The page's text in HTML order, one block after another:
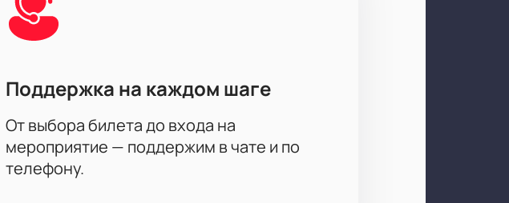
Поддержка на каждом шаге
От выбора билета до входа на
мероприятие — поддержим в чате и по
телефону.